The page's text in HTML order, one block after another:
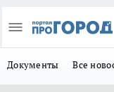
Документы Все